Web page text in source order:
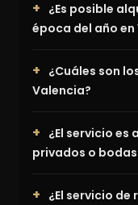
¿Es posible
época del año en
¿Cuáles son
Valencia?
¿El servicio
privados o
¿El servicio